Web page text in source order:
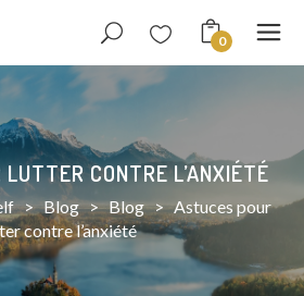
0
CONTRE L’ANXIÉTÉ
> Blog > Blog > Astuces pour
contre l’anxiété